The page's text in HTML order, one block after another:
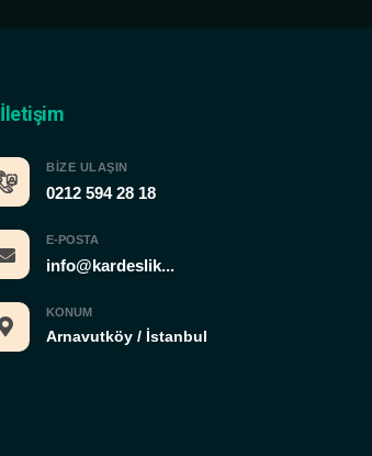
İletişim
BIZE ULAŞIN
0212 594 28 18
E-POSTA
info@kardeslik...
KONUM
Arnavutköy / İstanbul